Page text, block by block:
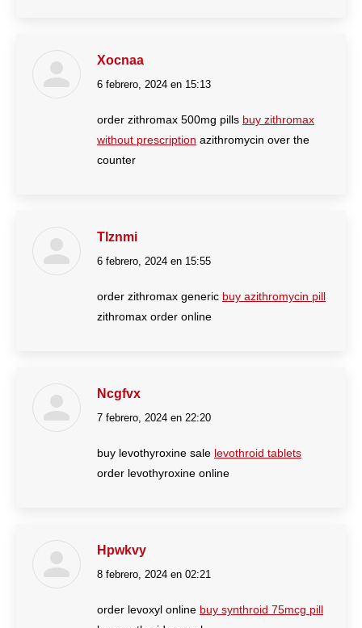
Xocnaa
dice:
6 febrero, 2024 en 15:13
order zithromax 500mg pills buy zithromax
without prescription azithromycin over the
counter
Tlznmi
dice:
6 febrero, 2024 en 15:55
order zithromax generic buy azithromycin pill
zithromax order online
Ncgfvx
dice:
7 febrero, 2024 en 22:20
buy levothyroxine sale levothroid tablets
order levothyroxine online
Hpwkvy
dice:
8 febrero, 2024 en 02:21
order levoxyl online buy synthroid 75mcg pill